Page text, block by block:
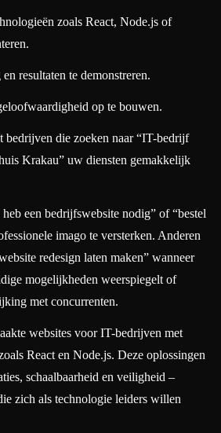
zoals React, Node.js of
resultaten te demonstreren.
op te bouwen.
bedrijven die zoeken naar “IT-bedrijf
Krakau” uw diensten gemakkelijk
een bedrijfswebsite nodig” of “bestel
imago te versterken. Anderen
redesign laten maken” wanneer
mogelijkheden weerspiegelt of
met concurrenten.
websites voor IT-bedrijven met
React en Node.js. Deze oplossingen
schaalbaarheid en veiligheid –
zich als technologie leiders willen